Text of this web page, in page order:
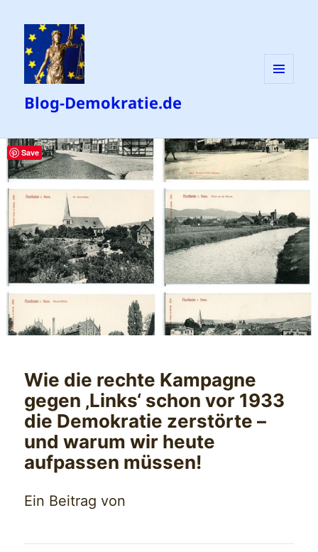
Blog-Demokratie.de
Wie die rechte Kampagne
gegen ‚Links‘ schon vor 1933
die Demokratie zerstörte –
und warum wir heute
aufpassen müssen!
Ein Beitrag von
Save